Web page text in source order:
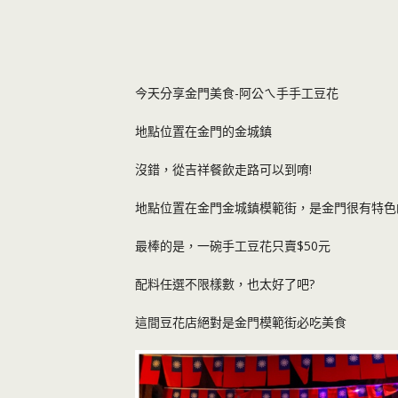
今天分享金門美食-阿公ㄟ手手工豆花
地點位置在金門的金城鎮
沒錯，從吉祥餐飲走路可以到唷!
地點位置在金門金城鎮模範街，是金門很有特
最棒的是，一碗手工豆花只賣$50元
配料任選不限樣數，也太好了吧?
這間豆花店絕對是金門模範街必吃美食